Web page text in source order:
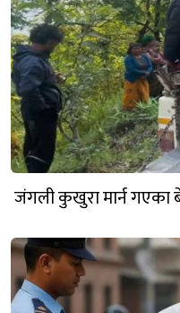
जंगली कुखुरा मार्न गएका